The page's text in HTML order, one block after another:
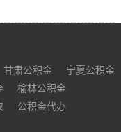
甘肃公积金
宁夏公积金
榆林公积金
公积金代办